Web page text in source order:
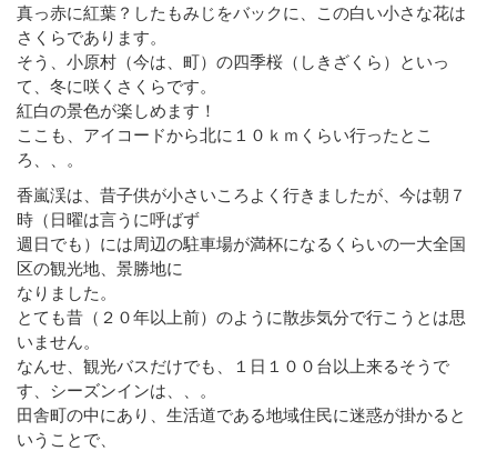
真っ赤に紅葉？したもみじをバックに、この白い小さな花は
さくらであります。
そう、小原村（今は、町）の四季桜（しきざくら）といっ
て、冬に咲くさくらです。
紅白の景色が楽しめます！
ここも、アイコードから北に１０ｋｍくらい行ったとこ
ろ、、。
香嵐渓は、昔子供が小さいころよく行きましたが、今は朝７
時（日曜は言うに呼ばず
週日でも）には周辺の駐車場が満杯になるくらいの一大全国
区の観光地、景勝地に
なりました。
とても昔（２０年以上前）のように散歩気分で行こうとは思
いません。
なんせ、観光バスだけでも、１日１００台以上来るそうで
す、シーズンインは、、。
田舎町の中にあり、生活道である地域住民に迷惑が掛かると
いうことで、